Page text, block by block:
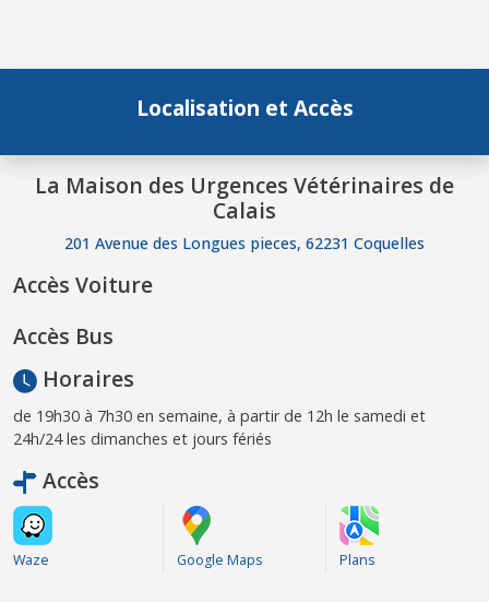
Localisation et Accès
La Maison des Urgences Vétérinaires de
Calais
201 Avenue des Longues pieces, 62231 Coquelles
Accès Voiture
Accès Bus
Horaires
de 19h30 à 7h30 en semaine, à partir de 12h le samedi et
24h/24 les dimanches et jours fériés
Accès
Waze Google Maps Plans